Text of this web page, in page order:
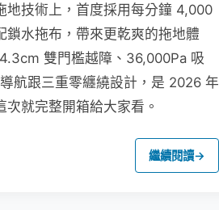
地技術上，首度採用每分鐘 4,000
鎖水拖布，帶來更乾爽的拖地體
雙門檻越障、36,000Pa 吸
航跟三重零纏繞設計，是 2026 年
就完整開箱給大家看。
繼續閱讀→